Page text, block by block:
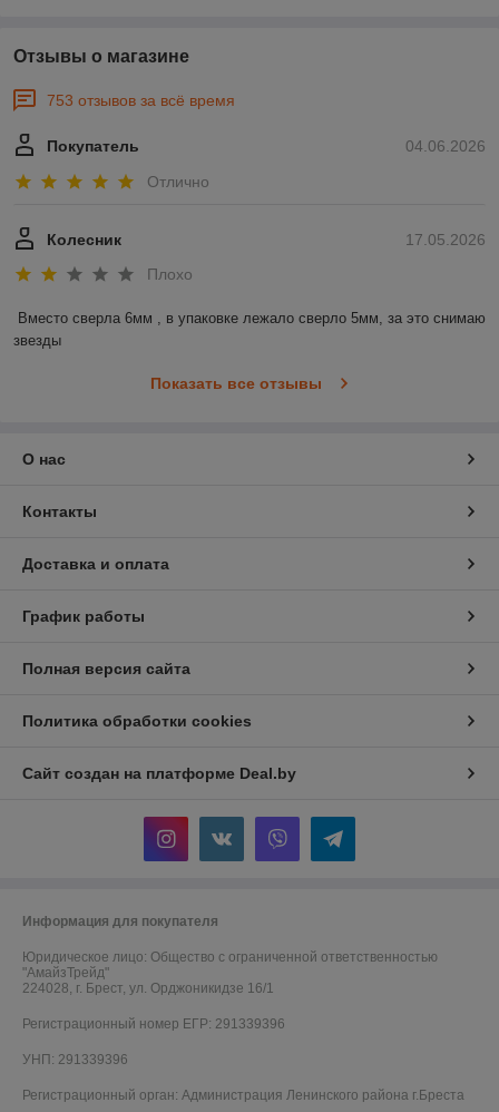
Отзывы о магазине
753 отзывов за всё время
04.06.2026
Покупатель
Отлично
17.05.2026
Колесник
Плохо
Вместо сверла 6мм , в упаковке лежало сверло 5мм, за это снимаю
звезды
Показать все отзывы
О нас
Контакты
Доставка и оплата
График работы
Полная версия сайта
Политика обработки cookies
Сайт создан на платформе Deal.by
Информация для покупателя
Юридическое лицо: Общество с ограниченной ответственностью
"АмайзТрейд"
224028, г. Брест, ул. Орджоникидзе 16/1
Регистрационный номер ЕГР: 291339396
УНП: 291339396
Регистрационный орган: Администрация Ленинского района г.Бреста